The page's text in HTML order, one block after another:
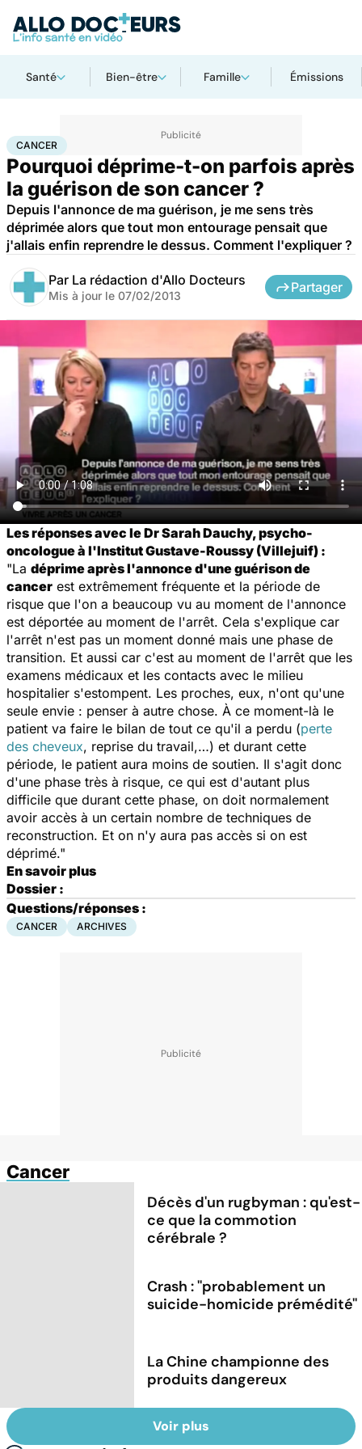
Santé Bien-être Famille Émissions
AccueilSanté Cancer
CANCER
Pourquoi déprime-t-on parfois après
la guérison de son cancer ?
Depuis l'annonce de ma guérison, je me sens très
déprimée alors que tout mon entourage pensait que
j'allais enfin reprendre le dessus. Comment l'expliquer ?
Par La rédaction d'Allo Docteurs
Mis à jour le 07/02/2013
Partager
Les réponses avec le Dr Sarah Dauchy, psycho-
oncologue à l'Institut Gustave-Roussy (Villejuif) :
"La déprime après l'annonce d'une guérison de
cancer est extrêmement fréquente et la période de
risque que l'on a beaucoup vu au moment de l'annonce
est déportée au moment de l'arrêt. Cela s'explique car
l'arrêt n'est pas un moment donné mais une phase de
transition. Et aussi car c'est au moment de l'arrêt que les
examens médicaux et les contacts avec le milieu
hospitalier s'estompent. Les proches, eux, n'ont qu'une
seule envie : penser à autre chose. À ce moment-là le
patient va faire le bilan de tout ce qu'il a perdu (perte
des cheveux, reprise du travail,…) et durant cette
période, le patient aura moins de soutien. Il s'agit donc
d'une phase très à risque, ce qui est d'autant plus
difficile que durant cette phase, on doit normalement
avoir accès à un certain nombre de techniques de
reconstruction. Et on n'y aura pas accès si on est
déprimé."
En savoir plus
Dossier :
Questions/réponses :
CANCER ARCHIVES
Cancer
Décès d'un rugbyman : qu'est-
ce que la commotion
cérébrale ?
Crash : ''probablement un
suicide-homicide prémédité''
La Chine championne des
produits dangereux
Voir plus